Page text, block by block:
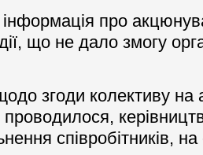
інформація про
що не дало змогу
згоди колективу на
співробітників,